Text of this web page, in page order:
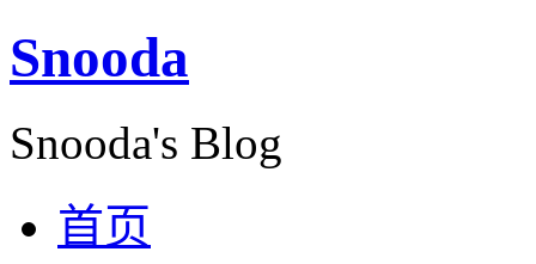
Snooda
Snooda's Blog
首页